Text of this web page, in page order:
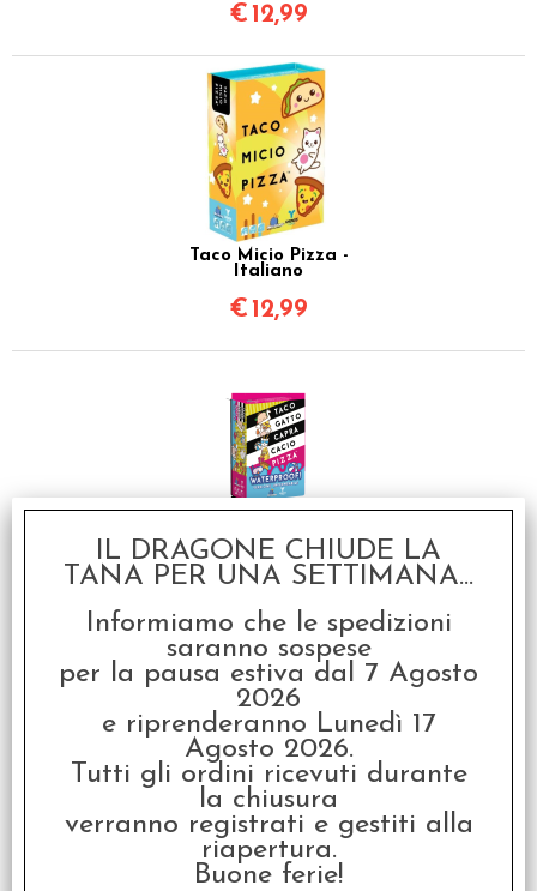
€ 12,99
Taco Micio Pizza -
Italiano
€ 12,99
Taco Gatto Capra
Cacio Pizza -
Waterproof
€14,99
Taco Gatto Capra
Cacio Pizza - Peluche
IL DRAGONE CHIUDE LA
TANA PER UNA SETTIMANA...
Informiamo che le spedizioni
saranno sospese
per la pausa estiva dal 7 Agosto
2026
e riprenderanno Lunedì 17
Agosto 2026.
Tutti gli ordini ricevuti durante
la chiusura
verranno registrati e gestiti alla
riapertura.
Buone ferie!